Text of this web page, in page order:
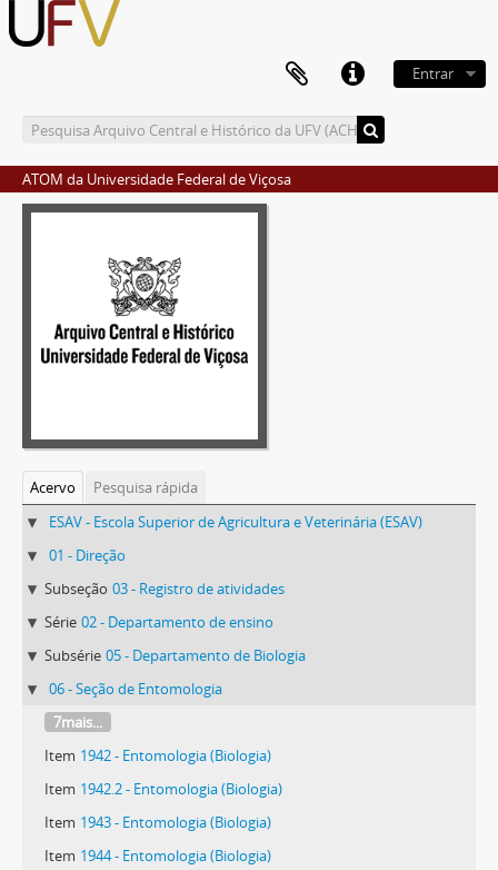
Entrar
ATOM da Universidade Federal de Viçosa
Acervo
Pesquisa rápida
ESAV - Escola Superior de Agricultura e Veterinária (ESAV)
01 - Direção
Subseção 03 - Registro de atividades
Série 02 - Departamento de ensino
Subsérie 05 - Departamento de Biologia
06 - Seção de Entomologia
7mais...
Item 1942 - Entomologia (Biologia)
Item 1942.2 - Entomologia (Biologia)
Item 1943 - Entomologia (Biologia)
Item 1944 - Entomologia (Biologia)